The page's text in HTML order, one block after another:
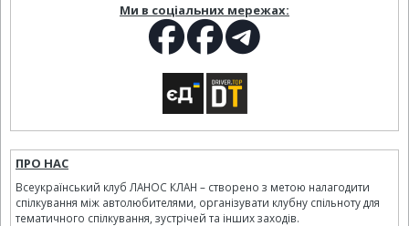
Ми в соціальних мережах:
ПРО НАС
Всеукраїнський клуб ЛАНОС КЛАН – створено з метою налагодити
спілкування між автолюбителями, організувати клубну спільноту для
тематичного спілкування, зустрічей та інших заходів.